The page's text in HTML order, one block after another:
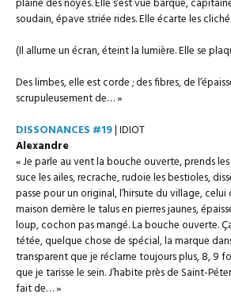
plaine des noyés. Elle s’est vue barque,
soudain, épave striée rides. Elle écarte les
(Il allume un écran, éteint la lumière. Elle se
Des limbes, elle est corde ; des fibres, de
scrupuleusement de… »
DISSONANCES #19| IDIOT
Alexandre
« Je parle au vent la bouche ouverte, prends
suce les ailes, recrache, rudoie les bestioles,
passe pour un original, l’hirsute du village,
maison derrière le talus en pierres jaunes,
loup, cochon pas mangé. La bouche ouverte.
tétée, quelque chose de spécial, la marque
transparent que je réclame toujours plus, 8, 9
que je tarisse le sein. J’habite près de Saint-
fait de… »